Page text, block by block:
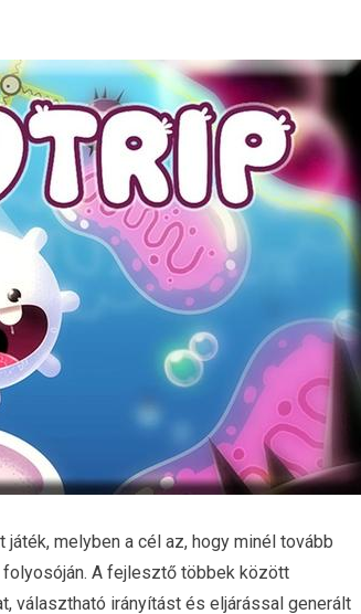
melyben a cél az, hogy minél tovább
A fejlesztő többek között
választható irányítást és eljárással generált